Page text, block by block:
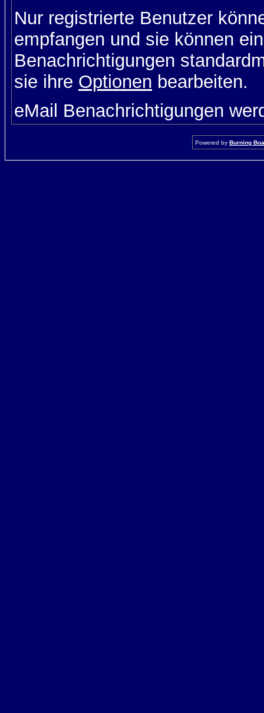
Nur registrierte Benutzer
empfangen und sie können
Benachrichtigungen
sie ihre Optionen bearbeiten.
eMail Benachrichtigungen
Powered by Burning